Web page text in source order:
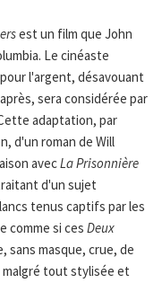
est un film que John
Le cinéaste
l'argent, désavouant
sera considérée par
adaptation, par
d'un roman de Will
avecLa Prisonnière
d'un sujet
tenus captifs par les
comme si ces Deux
sans masque, crue, de
tout stylisée et